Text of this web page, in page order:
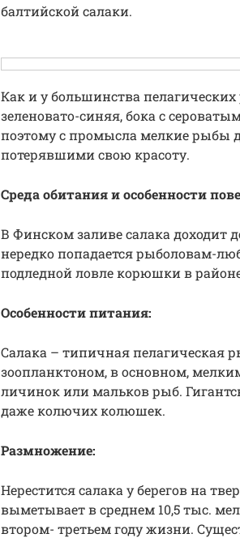
балтийской салаки.
Как и у большинства пелагических
зеленовато-синяя, бока с
поэтому с промысла мелкие рыбы
потерявшими свою красоту.
Среда обитания и особенности
В Финском заливе салака доходит
нередко попадается рыболовам-
подледной ловле корюшки в
Особенности питания:
Салака – типичная
зоопланктоном, в основном,
личинок или мальков рыб.
даже колючих колюшек.
Размножение:
Нерестится салака у берегов на
выметывает в среднем 10,5 тыс.
втором- третьем году жизни.